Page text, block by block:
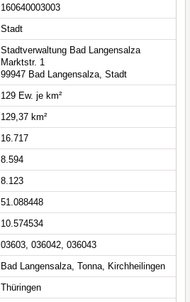
160640003003
Stadt
Stadtverwaltung Bad Langensalza
Marktstr. 1
99947 Bad Langensalza, Stadt
129 Ew. je km²
129,37 km²
16.717
8.594
8.123
51.088448
10.574534
03603, 036042, 036043
Bad Langensalza, Tonna, Kirchheilingen
Thüringen